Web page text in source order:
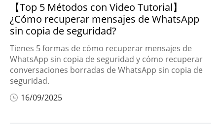
【Top 5 Métodos con Video Tutorial】
¿Cómo recuperar mensajes de WhatsApp
sin copia de seguridad?
Tienes 5 formas de cómo recuperar mensajes de
WhatsApp sin copia de seguridad y cómo recuperar
conversaciones borradas de WhatsApp sin copia de
seguridad.
16/09/2025